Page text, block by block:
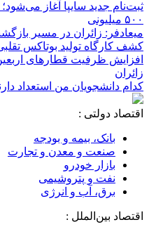
۵۰۰ میلیونی
میعادفر: زائران در مسیر
کشف کارگاه تولید بوتاکس
افزایش ظرفیت قطارهای
زائران
کدام دانشجویان من استعداد
اقتصاد دولتی :
بانک، بیمه و بودجه
صنعت و معدن و تجارت
بازار خودرو
نفت و پتروشیمی
برق، آب و انرژی
اقتصاد بین‌الملل :